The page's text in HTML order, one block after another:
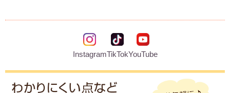
InstagramTikTokYouTube